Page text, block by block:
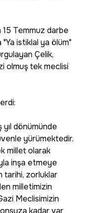
15 Temmuz darbe
istiklal ya ölüm"
Çelik,
olmuş tek meclisi
dönümünde
yürümektedir.
millet olarak
inşa etmeye
tarihi, zorluklar
milletimizin
Meclisimizin
kadar var